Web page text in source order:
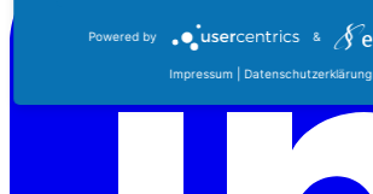
Powered by &
Impressum Datenschutzerklärung